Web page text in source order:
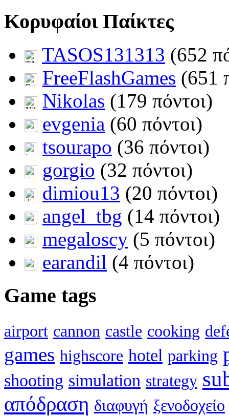
Κορυφαίοι Παίκτες
TASOS131313 (652
FreeFlashGames (651
Nikolas (179 πόντοι)
evgenia (60 πόντοι)
tsourapo (36 πόντοι)
gorgio (32 πόντοι)
dimiou13 (20 πόντοι)
angel_tbg (14 πόντοι)
megaloscy (5 πόντοι)
earandil (4 πόντοι)
Game tags
airport cannon castle cooking
games highscore hotel parking
shooting simulation strategy
απόδραση διαφυγή ξενοδοχείο